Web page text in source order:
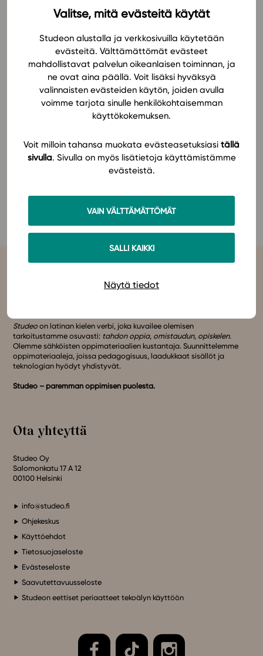
Valitse, mitä evästeitä käytät
Studeon alustalla ja verkkosivuilla käytetään
evästeitä. Välttämättömät evästeet
mahdollistavat palvelun oikeanlaisen toiminnan, ja
ne ovat aina päällä. Voit lisäksi hyväksyä
valinnaisten evästeiden käytön, joiden avulla
voimme tarjota sinulle henkilökohtaisemman
käyttökokemuksen.
Voit milloin tahansa muokata evästeasetuksiasi tällä
sivulla. Sivulla on myös lisätietoja käyttämistämme
evästeistä.
VAIN VÄLTTÄMÄTTÖMÄT
SALLI KAIKKI
Näytä tiedot
Eettiset periaatteet tekoälyn käyttöön
Tilaa uutiskirje
Ota yhteyttä
In English
Studeo on mukana biologian ja maantieteen
opettajien liiton syyspäivillä. Tule tutustumaan
Studeon biologian ja maantieteen oppimateriaaleihin
messuosastollamme.
Tapahtuman kokoavana teemana on kaupunki.
Asiantuntijaluennot tarjoavat mm. näkökulmia
kaupunkisuunnittelun ja terveyden kytkeytymiseen
sekä uusinta tutkimustietoa pölyttäjistä. Lue lisää
opettajien liitonsivuilta.
maantiedejabiologia, yläasteenmaantietoja ala-
ympäristöoppi.
Studeo on latinan kielen verbi, joka kuvailee olemisen
tarkoitustamme osuvasti: tahdon oppia, omistaudun, opiskelen.
Olemme sähköisten oppimateriaalien kustantaja. Suunnittelemme
oppimateriaaleja, joissa pedagogisuus, laadukkaat sisällöt ja
teknologian hyödyt yhdistyvät.
Studeo – paremman oppimisen puolesta.
Ota yhteyttä
Studeo Oy
Salomonkatu 17 A 12
00100 Helsinki
info@studeo.fi
Ohjekeskus
Käyttöehdot
Tietosuojaseloste
Evästeseloste
Saavutettavuusseloste
Studeon eettiset periaatteet tekoälyn käyttöön